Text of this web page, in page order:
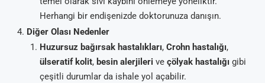
Herhangi bir endişenizde doktorunuza danışın.
Diğer Olası Nedenler
Huzursuz bağırsak hastalıkları, Crohn hastalığı,
ülseratif kolit, besin alerjileri ve çölyak hastalığı gibi
çeşitli durumlar da ishale yol açabilir.